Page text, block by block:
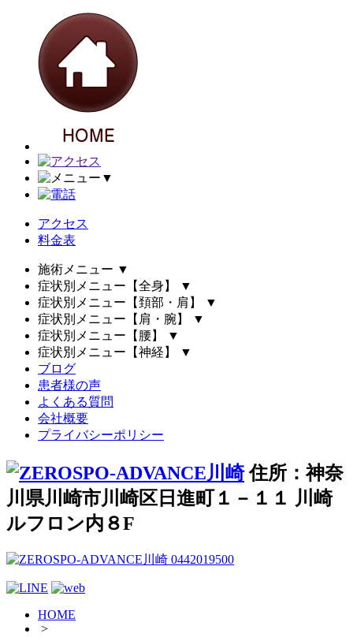
▼
アクセス
料金表
施術メニュー ▼
症状別メニュー【全身】
▼
症状別メニュー【頚部・肩】
▼
症状別メニュー【肩・腕】
▼
症状別メニュー【腰】
▼
症状別メニュー【神経】
▼
ブログ
患者様の声
よくある質問
会社概要
プライバシーポリシー
住所：神奈
川県川崎市川崎区日進町１－１１ 川崎
ルフロン内８F
HOME
>